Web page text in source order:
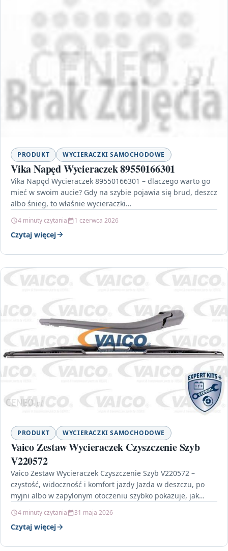
PRODUKT WYCIERACZKI SAMOCHODOWE
Vika Napęd Wycieraczek 89550166301
Vika Napęd Wycieraczek 89550166301 – dlaczego warto go
mieć w swoim aucie? Gdy na szybie pojawia się brud, deszcz
albo śnieg, to właśnie wycieraczki…
4 minuty czytania 1 czerwca 2026
Czytaj więcej
PRODUKT WYCIERACZKI SAMOCHODOWE
Vaico Zestaw Wycieraczek Czyszczenie Szyb
V220572
Vaico Zestaw Wycieraczek Czyszczenie Szyb V220572 –
czystość, widoczność i komfort jazdy Jazda w deszczu, po
myjni albo w zapylonym otoczeniu szybko pokazuje, jak…
4 minuty czytania 31 maja 2026
Czytaj więcej